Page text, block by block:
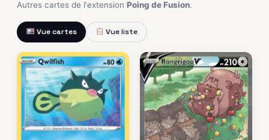
Autres cartes de l'extension Poing de Fusion.
Vue cartes Vue liste